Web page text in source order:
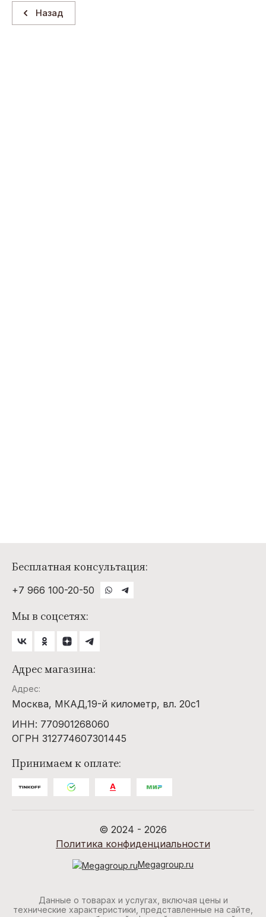
Назад
Бесплатная консультация:
+7 966 100-20-50
Мы в соцсетях:
Адрес магазина:
Адрес:
Москва, МКАД,19-й километр, вл. 20с1
ИНН: 770901268060
ОГРН 312774607301445
Принимаем к оплате:
© 2024 - 2026
Политика конфиденциальности
Megagroup.ru
Данные о товарах и услугах, включая цены и
технические характеристики, представленные на сайте,